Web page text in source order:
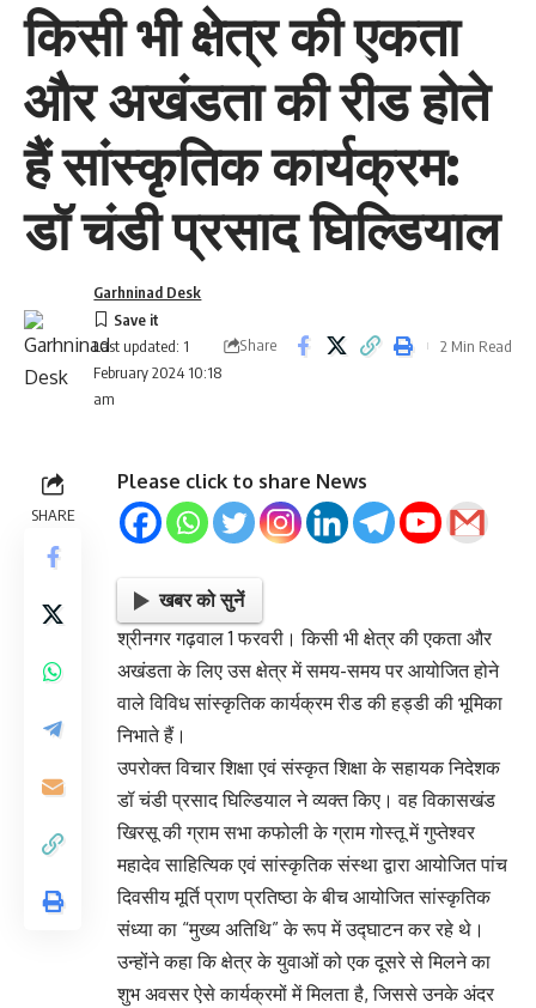
किसी भी क्षेत्र की एकता
और अखंडता की रीड होते
हैं सांस्कृतिक कार्यक्रम:
डॉ चंडी प्रसाद घिल्डियाल
Last updated: 1
February 2024 10:18
am
Garhninad Desk
Share 2 Min Read
SHARE
Please click to share News
खबर को सुनें
श्रीनगर गढ़वाल 1 फरवरी। किसी भी क्षेत्र की एकता और
अखंडता के लिए उस क्षेत्र में समय-समय पर आयोजित होने
वाले विविध सांस्कृतिक कार्यक्रम रीड की हड्डी की भूमिका
निभाते हैं।
उपरोक्त विचार शिक्षा एवं संस्कृत शिक्षा के सहायक निदेशक
डॉ चंडी प्रसाद घिल्डियाल ने व्यक्त किए। वह विकासखंड
खिरसू की ग्राम सभा कफोली के ग्राम गोस्तू में गुप्तेश्वर
महादेव साहित्यिक एवं सांस्कृतिक संस्था द्वारा आयोजित पांच
दिवसीय मूर्ति प्राण प्रतिष्ठा के बीच आयोजित सांस्कृतिक
संध्या का “मुख्य अतिथि” के रूप में उद्घाटन कर रहे थे।
उन्होंने कहा कि क्षेत्र के युवाओं को एक दूसरे से मिलने का
शुभ अवसर ऐसे कार्यक्रमों में मिलता है, जिससे उनके अंदर